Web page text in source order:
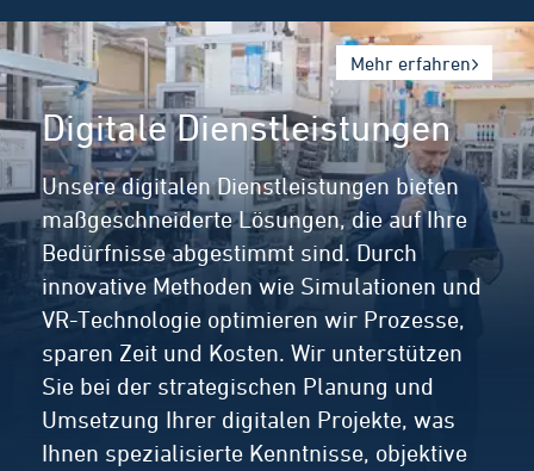
Digitale Dienstleistungen
Unsere digitalen Dienstleistungen bieten
maßgeschneiderte Lösungen, die auf Ihre
Bedürfnisse abgestimmt sind. Durch
innovative Methoden wie Simulationen und
VR-Technologie optimieren wir Prozesse,
sparen Zeit und Kosten. Wir unterstützen
Sie bei der strategischen Planung und
Umsetzung Ihrer digitalen Projekte, was
Ihnen spezialisierte Kenntnisse, objektive
Mehr erfahren